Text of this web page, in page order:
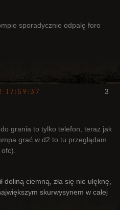
sporadycznie odpalę foro
3
do grania to tylko telefon, teraz jak
grać w d2 to tu przeglądam
doliną ciemną, zła się nie ulęknę,
skurwysynem w całej